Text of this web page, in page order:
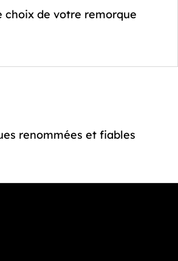
choix de votre remorque
renommées et fiables